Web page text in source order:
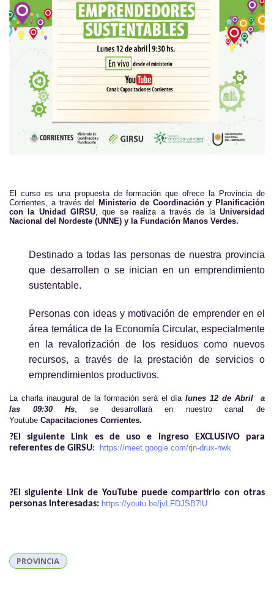
El curso es una propuesta de formación que ofrece la Provincia de
Corrientes, a través del Ministerio de Coordinación y Planificación
con la Unidad GIRSU , que se realiza a través de laUniversidad
Nacional del Nordeste (UNNE) y la Fundación Manos Verdes.
Destinado a todas las personas de nuestra provincia
que desarrollen o se inician en un emprendimiento
sustentable.
Personas con ideas y motivación de emprender en el
área temática de la Economía Circular, especialmente
en la revalorización de los residuos como nuevos
recursos, a través de la prestación de servicios o
emprendimientos productivos.
La charla inaugural de la formación será el díalunes 12 de Abril a
las 09:30 Hs , se desarrollará en nuestro canal de
Youtube Capacitaciones Corrientes.
?El siguiente Link es de uso e ingreso EXCLUSIVO para
referentes de GIRSU: https://meet.google.com/rjn-drux-nwk
?El siguiente Link de YouTube puede compartirlo con otras
personas interesadas: https://youtu.be/jvLFDJSB7lU
PROVINCIA